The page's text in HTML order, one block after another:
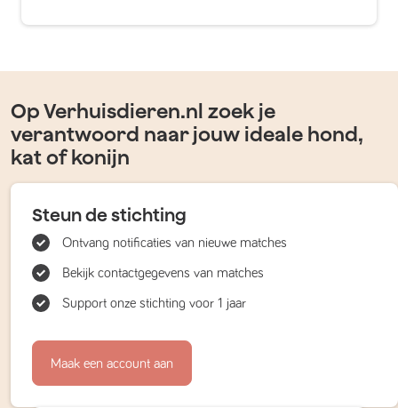
Op Verhuisdieren.nl zoek je
verantwoord naar jouw ideale hond,
kat of konijn
Steun de stichting
Ontvang notificaties van nieuwe matches
Bekijk contactgegevens van matches
Support onze stichting voor 1 jaar
Maak een account aan